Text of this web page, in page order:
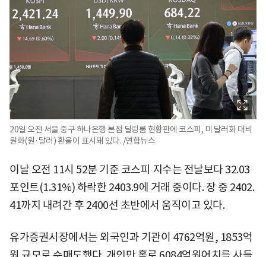
20일 오전 서울 중구 하나은행 본점 딜링룸 현황판에 코스피, 미 달러화 대비
원화(원·달러) 환율이 표시돼 있다. /연합뉴스
이날 오전 11시 52분 기준 코스피 지수는 전날보다 32.03
포인트(1.31%) 하락한 2403.9에 거래 중이다. 장 중 2402.
41까지 내려간 후 2400선 초반에서 움직이고 있다.
유가증권시장에서는 외국인과 기관이 4762억원, 1853억